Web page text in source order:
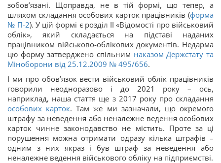
зобов’язані. Щоправда, не в тій формі, що тепер, а
шляхом складання особових карток працівників (форма
№ П-2). У цій формі є розділ ІІ «Відомості про військовий
облік», який складається на підставі наданих
працівником військово-облікових документів. Недарма
цю форму затверджено спільним наказом Держстату та
Міноборони від 25.12.2009 № 495/656.
І ми про обов’язок вести військовий облік працівників
говорили неодноразово і до 2021 року – ось,
наприклад, наша стаття ще з 2017 року про складання
особових карток. Там же ми зазначали, що окремого
штрафу за неведення або неналежне ведення особових
карток чинне законодавство не містить. Проте за ці
порушення можна отримати одразу кілька штрафів –
одним з них якраз і був штраф за неведення або
неналежне ведення військового обліку на підприємстві.